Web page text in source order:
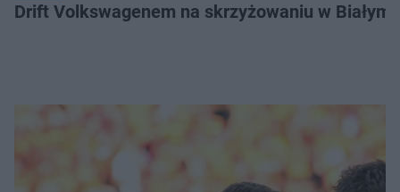
Drift Volkswagenem na skrzyżowaniu w